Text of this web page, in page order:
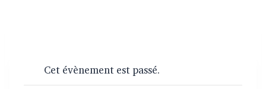
Cet évènement est passé.